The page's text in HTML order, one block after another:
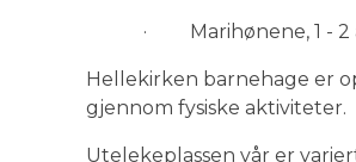
· Marihønene, 1 - 2
Hellekirken barnehage er
gjennom fysiske aktiviteter.
Utelekeplassen vår er